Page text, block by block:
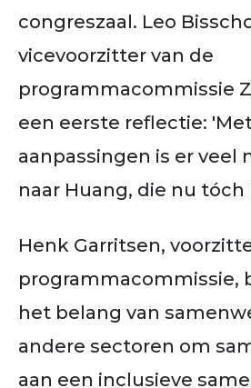
congreszaal. Leo
vicevoorzitter van de
programmacommissie
een eerste reflectie:
aanpassingen is er veel
naar Huang, die nu tóch
Henk Garritsen,
programmacommissie,
het belang van
andere sectoren om
aan een inclusieve